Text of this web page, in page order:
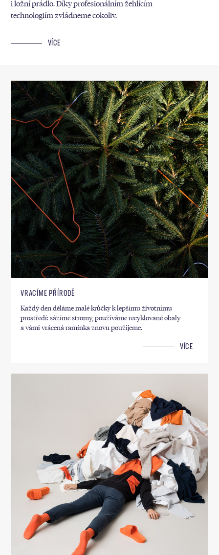
i ložní prádlo. Díky profesionálním žehlícím
technologiím zvládneme cokoliv.
VÍCE
VRACÍME PŘÍRODĚ
Každý den děláme malé krůčky k lepšímu životnímu
prostředí: sázíme stromy, používáme recyklované obaly
a vámi vrácená ramínka znovu použijeme.
VÍCE